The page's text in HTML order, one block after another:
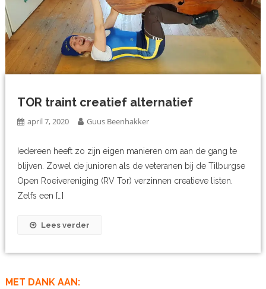
TOR traint creatief alternatief
april 7, 2020 Guus Beenhakker
Iedereen heeft zo zijn eigen manieren om aan de gang te
blijven. Zowel de junioren als de veteranen bij de Tilburgse
Open Roeivereniging (RV Tor) verzinnen creatieve listen.
Zelfs een […]
Lees verder
MET DANK AAN: